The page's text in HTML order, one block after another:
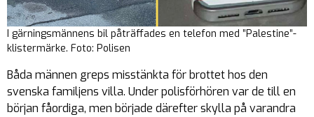
I gärningsmännens bil påträffades en telefon med ”Palestine”-
klistermärke. Foto: Polisen
Båda männen greps misstänkta för brottet hos den
svenska familjens villa. Under polisförhören var de till en
början fåordiga, men började därefter skylla på varandra